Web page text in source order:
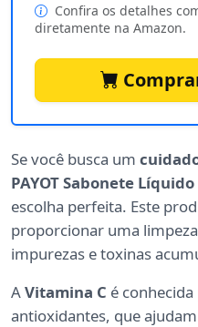
Confira os detalhes
diretamente na Amazon.
Se você busca um
PAYOT Sabonete
escolha perfeita. Este
proporcionar uma
impurezas e toxinas
AVitamina C é
antioxidantes, que